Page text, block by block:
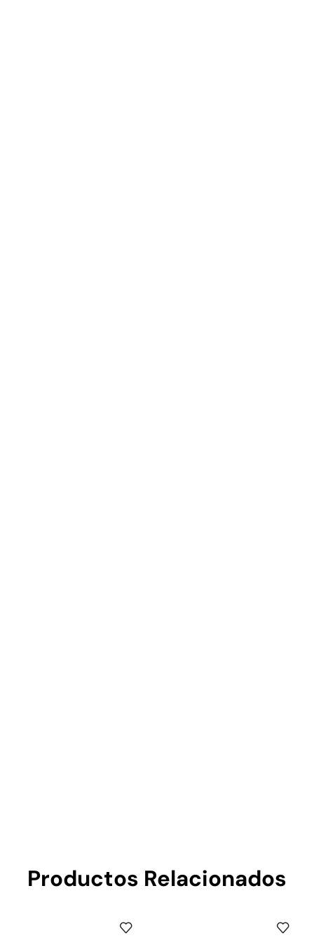
Productos Relacionados